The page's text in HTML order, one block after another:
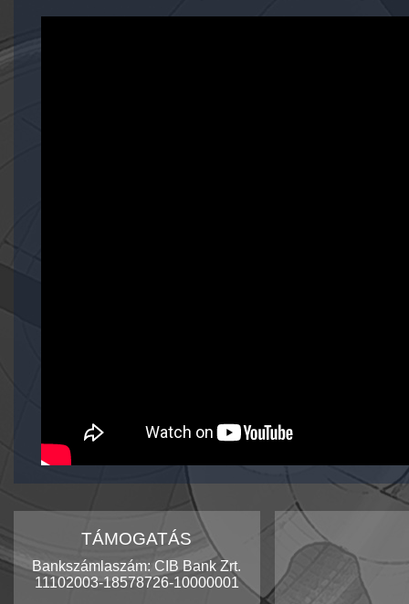
TÁMOGATÁS
Bankszámlaszám: CIB Bank Zrt.
11102003-18578726-10000001